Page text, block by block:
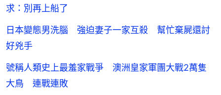
求：別再上船了
日本變態男洗腦 強迫妻子一家互殺 幫忙棄屍還討
好兇手
號稱人類史上最羞家戰爭 澳洲皇家軍團大戰2萬隻
大鳥 連戰連敗